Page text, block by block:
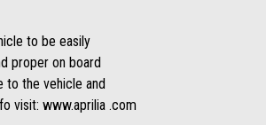
to be easily
proper on board
to the vehicle and
visit: www.aprilia .com